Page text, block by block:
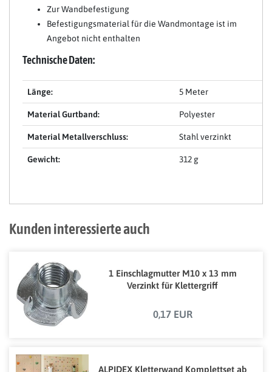
Zur Wandbefestigung
Befestigungsmaterial für die Wandmontage ist im
Angebot nicht enthalten
Technische Daten:
Länge: 5 Meter
Material Gurtband: Polyester
Material Metallverschluss: Stahl verzinkt
Gewicht: 312 g
Kunden interessierte auch
1 Einschlagmutter M10 x 13 mm
Verzinkt für Klettergriff
0,17 EUR
ALPIDEX Kletterwand Komplettset ab